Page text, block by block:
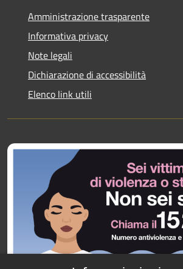
Amministrazione trasparente
Informativa privacy
Note legali
Dichiarazione di accessibilità
Elenco link utili